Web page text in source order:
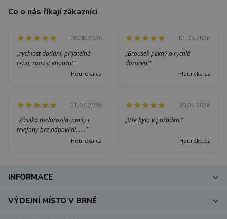
Co o nás říkají zákazníci
04.08.2026
„rychlost dodání, přijatelná
cena, radost vnoučat“
Heureka.cz
01.08.2026
„Brousek pěkný a rychlé
doručení“
Heureka.cz
31.07.2026
„Zásilka nedorazila ,maily i
telefony bez odpovědi......“
Heureka.cz
30.07.2026
„Vše bylo v pořádku.“
Heureka.cz
INFORMACE
VÝDEJNÍ MÍSTO V BRNĚ